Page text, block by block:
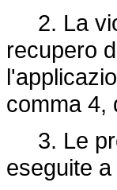
2. La
recupero
comma 4,
3. Le
eseguite